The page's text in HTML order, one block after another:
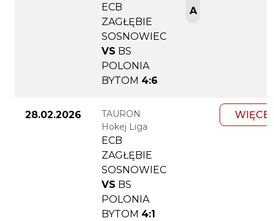
ECB
ZAGŁĘBIE
SOSNOWIEC
VS BS
POLONIA
BYTOM 4:6
A
28.02.2026
TAURON
Hokej Liga
ECB
ZAGŁĘBIE
SOSNOWIEC
VS BS
POLONIA
BYTOM 4:1
WIĘCEJ